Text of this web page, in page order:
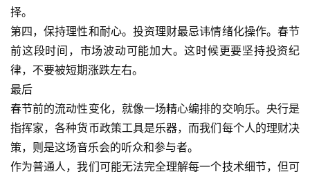
择。
第四，保持理性和耐心。投资理财最忌讳情绪化操作。春节
前这段时间，市场波动可能加大。这时候更要坚持投资纪
律，不要被短期涨跌左右。
最后
春节前的流动性变化，就像一场精心编排的交响乐。央行是
指挥家，各种货币政策工具是乐器，而我们每个人的理财决
策，则是这场音乐会的听众和参与者。
作为普通人，我们可能无法完全理解每一个技术细节，但可